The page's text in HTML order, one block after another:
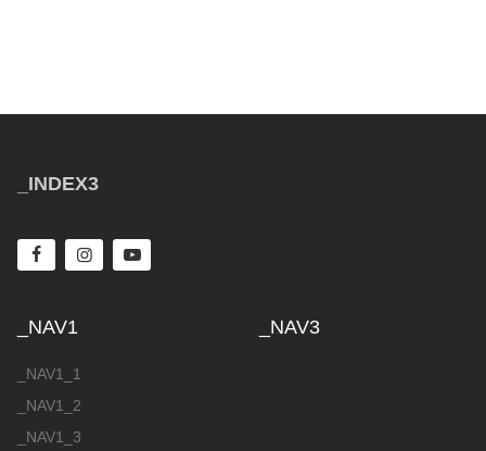
_INDEX3
_NAV1
_NAV1_1
_NAV1_2
_NAV1_3
_NAV3